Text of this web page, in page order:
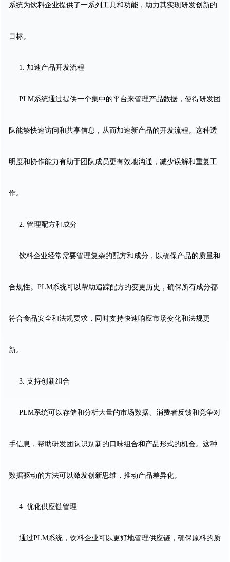
系统为饮料企业提供了一系列工具和功能，助力其实现研发创新的
目标。
1. 加速产品开发流程
PLM系统通过提供一个集中的平台来管理产品数据，使得研发团
队能够快速访问和共享信息，从而加速新产品的开发流程。这种透
明度和协作能力有助于团队成员更有效地沟通，减少误解和重复工
作。
2. 管理配方和成分
饮料企业经常需要管理复杂的配方和成分，以确保产品的质量和
合规性。PLM系统可以帮助追踪配方的变更历史，确保所有成分都
符合食品安全和法规要求，同时支持快速响应市场变化和法规更
新。
3. 支持创新组合
PLM系统可以存储和分析大量的市场数据、消费者反馈和竞争对
手信息，帮助研发团队识别新的口味组合和产品形式的机会。这种
数据驱动的方法可以激发创新思维，推动产品差异化。
4. 优化供应链管理
通过PLM系统，饮料企业可以更好地管理供应链，确保原料的质